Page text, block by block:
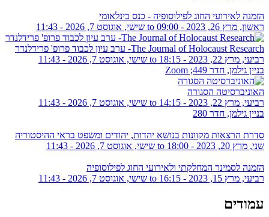
הזמנה לאירועי החוג לפילוסופיה - כנס בינלאומי
ראשון, מרץ 26, 2023 - 09:00
שישי, אוגוסט 7, 2026 - 11:43
The Journal of Holocaust Research- ערב עיון לכבוד פרופ' פרידלנדר
רביעי, מרץ 22, 2023 - 18:15
שישי, אוגוסט 7, 2026 - 11:43
בניין גילמן, חדר 449; Zoom
האוניברסיטה הסגורה
רביעי, מרץ 22, 2023 - 14:15
שישי, אוגוסט 7, 2026 - 11:43
בניין גילמן, חדר 280
סדרת הרצאות מקוונות בנושא יהדות, יהודים ומשפט בראי ההיסטוריה
שני, מרץ 20, 2023 - 18:00
שישי, אוגוסט 7, 2026 - 11:43
הזמנה לסמינר המחלקתי ולאירועי החוג לפילוסופיה
רביעי, מרץ 15, 2023 - 16:15
שישי, אוגוסט 7, 2026 - 11:43
עמודים